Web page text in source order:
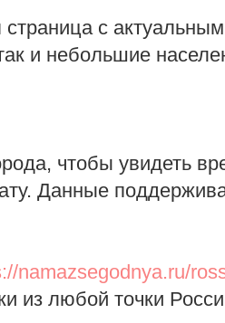
с
и небольшие
чтобы увидеть
Данные
namazsegodnya.ru/
из любой точки